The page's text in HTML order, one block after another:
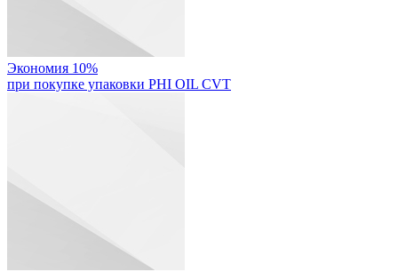
Экономия 10%
при покупке упаковки PHI OIL CVT